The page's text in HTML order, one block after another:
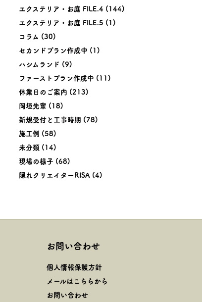
エクステリア・お庭 FILE.4 (144)
エクステリア・お庭 FILE.5 (1)
コラム (30)
セカンドプラン作成中 (1)
ハシムランド (9)
ファーストプラン作成中 (11)
休業日のご案内 (213)
岡垣先輩 (18)
新規受付と工事時期 (78)
施工例 (58)
未分類(14)
現場の様子 (68)
隠れクリエイターRISA(4)
お問い合わせ
個人情報保護方針
メールはこちらから
お問い合わせ